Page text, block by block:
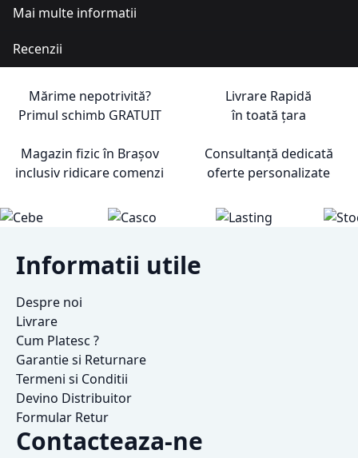
Mai multe informatii
Recenzii
Mărime nepotrivită?
Primul schimb GRATUIT
Livrare Rapidă
în toată țara
Magazin fizic în Brașov
inclusiv ridicare comenzi
Consultanță dedicată
oferte personalizate
Informatii utile
Despre noi
Livrare
Cum Platesc ?
Garantie si Returnare
Termeni si Conditii
Devino Distribuitor
Formular Retur
Contacteaza-ne